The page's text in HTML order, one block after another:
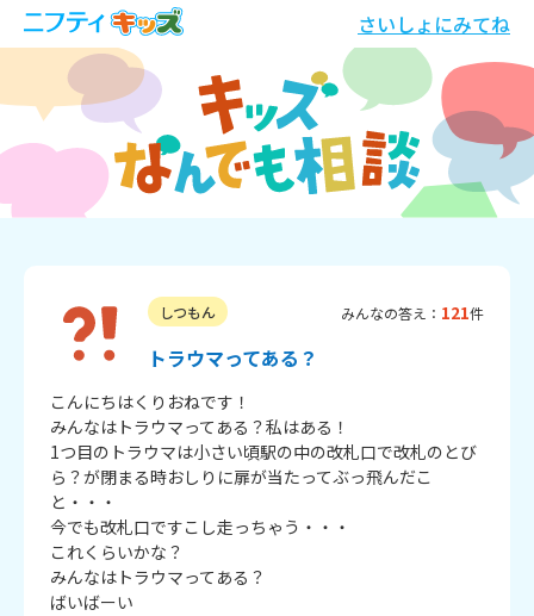
さいしょにみてね
しつもん みんなの答え： 121件
トラウマってある？
こんにちはくりおねです！
みんなはトラウマってある？私はある！
1つ目のトラウマは小さい頃駅の中の改札口で改札のとび
ら？が閉まる時おしりに扉が当たってぶっ飛んだこ
と・・・
今でも改札口ですこし走っちゃう・・・
これくらいかな？
みんなはトラウマってある？
ばいばーい